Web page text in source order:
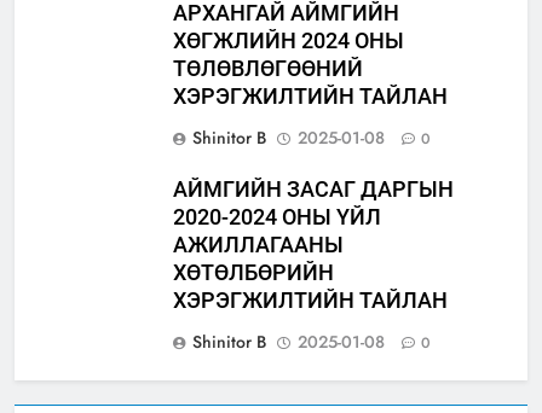
АРХАНГАЙ АЙМГИЙН
ХӨГЖЛИЙН 2024 ОНЫ
ТӨЛӨВЛӨГӨӨНИЙ
ХЭРЭГЖИЛТИЙН ТАЙЛАН
Shinitor B
2025-01-08 0
АЙМГИЙН ЗАСАГ ДАРГЫН
2020-2024 ОНЫ ҮЙЛ
АЖИЛЛАГААНЫ
ХӨТӨЛБӨРИЙН
ХЭРЭГЖИЛТИЙН ТАЙЛАН
Shinitor B
2025-01-08 0